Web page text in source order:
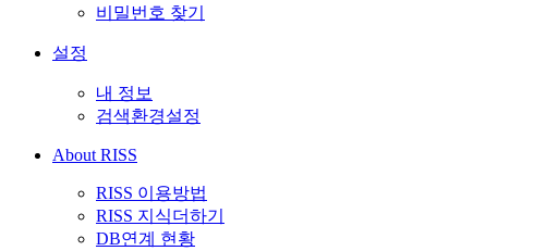
비밀번호 찾기
설정
내 정보
검색환경설정
About RISS
RISS 이용방법
RISS 지식더하기
DB연계 현황